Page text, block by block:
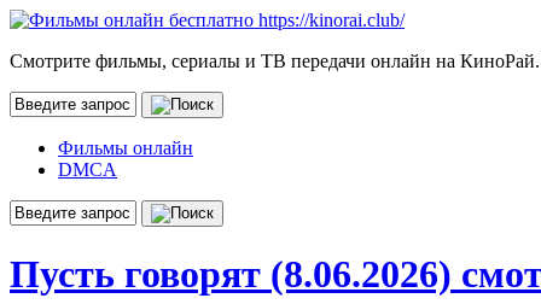
Смотрите фильмы, сериалы и ТВ передачи онлайн на КиноРай.
Фильмы онлайн
DMCA
Пусть говорят (8.06.2026)